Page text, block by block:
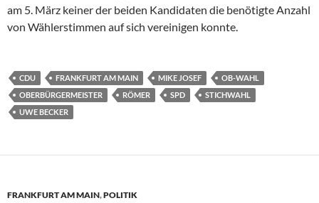
am 5. März keiner der beiden Kandidaten die benötigte Anzahl
von Wählerstimmen auf sich vereinigen konnte.
CDU FRANKFURT AM MAIN MIKE JOSEF
OB-WAHL
OBERBÜRGERMEISTER
RÖMER SPD
STICHWAHL
UWE BECKER
FRANKFURT AM MAIN,POLITIK